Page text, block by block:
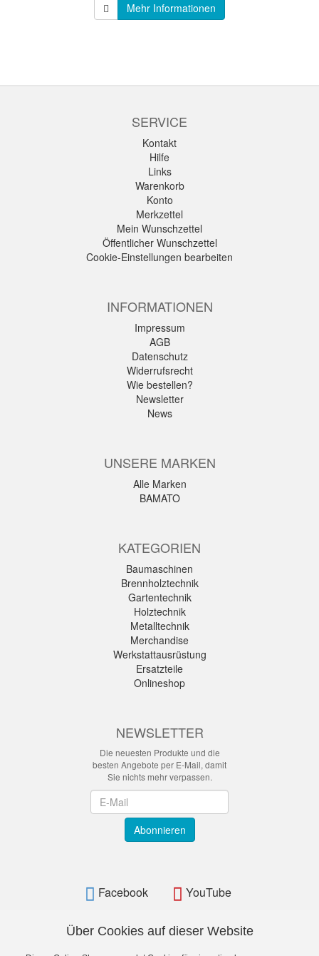
Mehr Informationen
SERVICE
Kontakt
Hilfe
Links
Warenkorb
Konto
Merkzettel
Mein Wunschzettel
Öffentlicher Wunschzettel
Cookie-Einstellungen bearbeiten
INFORMATIONEN
Impressum
AGB
Datenschutz
Widerrufsrecht
Wie bestellen?
Newsletter
News
UNSERE MARKEN
Alle Marken
BAMATO
KATEGORIEN
Baumaschinen
Brennholztechnik
Gartentechnik
Holztechnik
Metalltechnik
Merchandise
Werkstattausrüstung
Ersatzteile
Onlineshop
NEWSLETTER
Die neuesten Produkte und die
besten Angebote per E-Mail, damit
Sie nichts mehr verpassen.
Abonnieren
Facebook YouTube
Über Cookies auf dieser Website